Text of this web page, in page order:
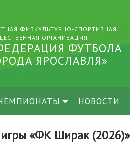
ФИЗКУЛЬТУРНО-СПОРТИВНАЯ
ОРГАНИЗАЦИЯ
ФУТБОЛА
ЯРОСЛАВЛЯ»
НОВОСТИ
игры «ФК Ширак